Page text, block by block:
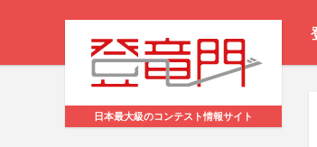
日本最大級のコンテスト情報サイト